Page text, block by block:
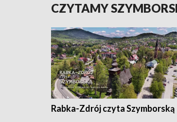
CZYTAMY
Rabka-Zdrój czyta Szymborską